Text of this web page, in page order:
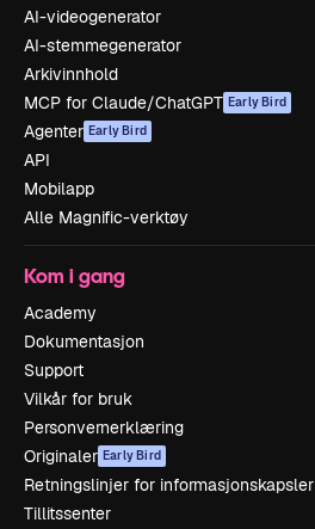
AI-videogenerator
AI-stemmegenerator
Arkivinnhold
MCP for Claude/ChatGPT Early Bird
Agenter Early Bird
API
Mobilapp
Alle Magnific-verktøy
Kom i gang
Academy
Dokumentasjon
Support
Vilkår for bruk
Personvernerklæring
Originaler Early Bird
Retningslinjer for informasjonskapsler
Tillitssenter